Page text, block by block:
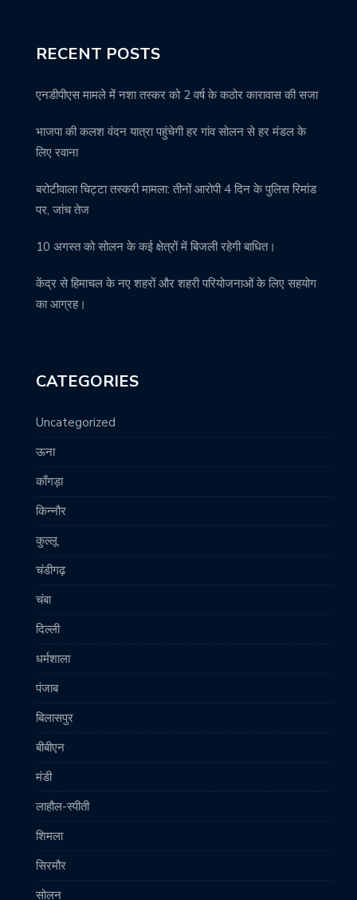
RECENT POSTS
एनडीपीएस मामले में नशा तस्कर को 2 वर्ष के कठोर कारावास की सजा
भाजपा की कलश वंदन यात्रा पहुंचेगी हर गांव सोलन से हर मंडल के
लिए रवाना
बरोटीवाला चिट्टा तस्करी मामला: तीनों आरोपी 4 दिन के पुलिस रिमांड
पर, जांच तेज
10 अगस्त को सोलन के कई क्षेत्रों में बिजली रहेगी बाधित।
केंद्र से हिमाचल के नए शहरों और शहरी परियोजनाओं के लिए सहयोग
का आग्रह।
CATEGORIES
Uncategorized
ऊना
काँगड़ा
किन्नौर
कुल्लू
चंडीगढ़
चंबा
दिल्ली
धर्मशाला
पंजाब
बिलासपुर
बीबीएन
मंडी
लाहौल-स्पीती
शिमला
सिरमौर
सोलन